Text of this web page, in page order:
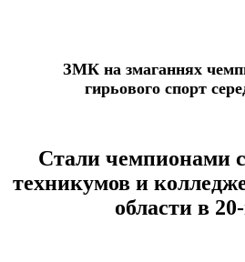
ЗМК на змаганнях
гирьового спорт
Стали чемпионами
техникумов и
области в